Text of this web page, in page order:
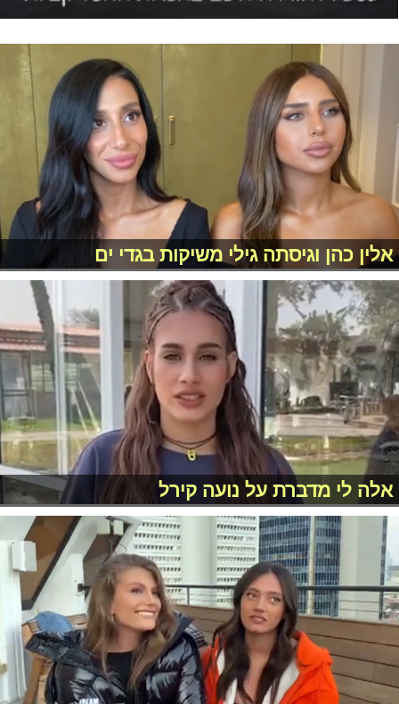
אלין כהן וגיסתה גילי משיקות בגדי ים
אלה לי מדברת על נועה קירל